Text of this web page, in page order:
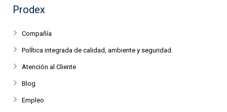
Prodex
Compañía
PolÍtica integrada de calidad, ambiente y seguridad.
Atención al Cliente
Blog
Empleo